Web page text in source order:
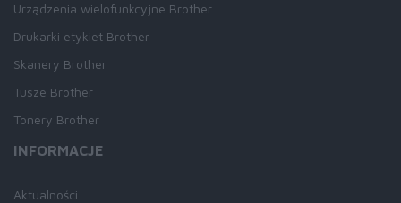
Urządzenia wielofunkcyjne Brother
Drukarki etykiet Brother
Skanery Brother
Tusze Brother
Tonery Brother
INFORMACJE
Aktualności